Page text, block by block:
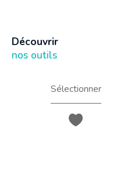
découvrir
nos outils
Sélectionner